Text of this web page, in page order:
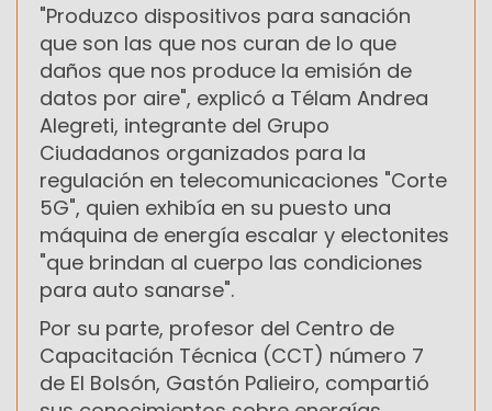
"Produzco dispositivos para sanación
que son las que nos curan de lo que
daños que nos produce la emisión de
datos por aire", explicó a Télam Andrea
Alegreti, integrante del Grupo
Ciudadanos organizados para la
regulación en telecomunicaciones "Corte
5G", quien exhibía en su puesto una
máquina de energía escalar y electonites
"que brindan al cuerpo las condiciones
para auto sanarse".
Por su parte, profesor del Centro de
Capacitación Técnica (CCT) número 7
de El Bolsón, Gastón Palieiro, compartió